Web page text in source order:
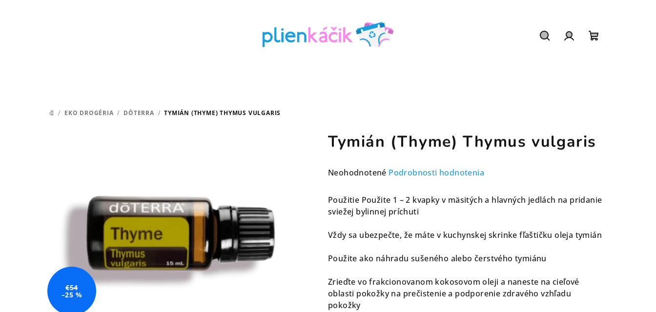
DOMOV
/ EKO DROGÉRIA / DŌTERRA / TYMIÁN (THYME) THYMUS VULGARIS
Tymián (Thyme) Thymus vulgaris
Priemerné
produktu
z
hviezdičiek.
Neohodnotené Podrobnosti hodnotenia
Použitie Použite 1 – 2 kvapky v mäsitých a hlavných jedlách na pridanie
sviežej bylinnej príchuti
Vždy sa ubezpečte, že máte v kuchynskej skrinke fľaštičku oleja tymián
Použite ako náhradu sušeného alebo čerstvého tymiánu
Zrieďte vo frakcionovanom kokosovom oleji a naneste na cieľové
oblasti pokožky na prečistenie a podporenie zdravého vzhľadu
pokožky
€54
–25 %